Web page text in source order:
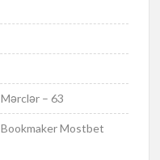
– 63
Mostbet